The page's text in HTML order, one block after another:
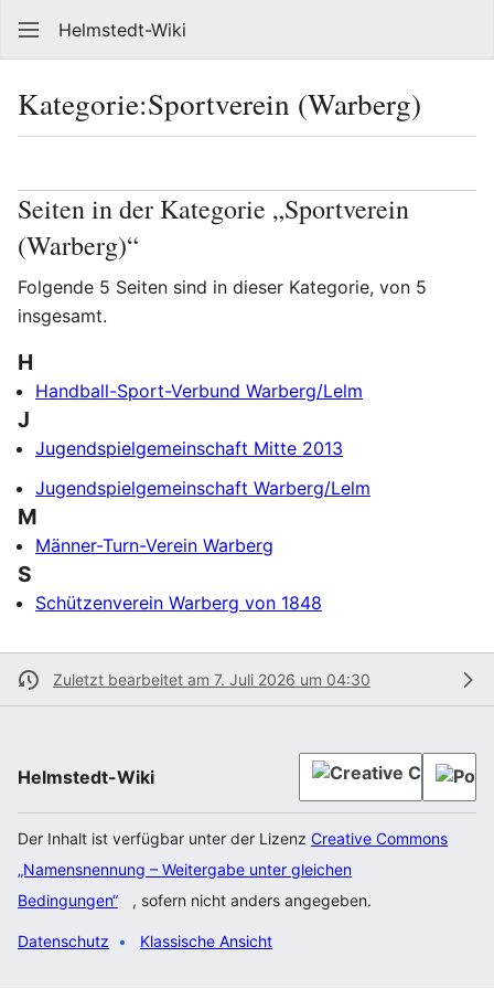
Helmstedt-Wiki
Kategorie:Sportverein (Warberg)
Seiten in der Kategorie „Sportverein
(Warberg)“
Folgende 5 Seiten sind in dieser Kategorie, von 5
insgesamt.
H
Handball-Sport-Verbund Warberg/Lelm
J
Jugendspielgemeinschaft Mitte 2013
Jugendspielgemeinschaft Warberg/Lelm
M
Männer-Turn-Verein Warberg
S
Schützenverein Warberg von 1848
Zuletzt bearbeitet am 7. Juli 2026 um 04:30
Helmstedt-Wiki
Der Inhalt ist verfügbar unter der Lizenz Creative Commons
„Namensnennung – Weitergabe unter gleichen
Bedingungen“
, sofern nicht anders angegeben.
Datenschutz Klassische Ansicht